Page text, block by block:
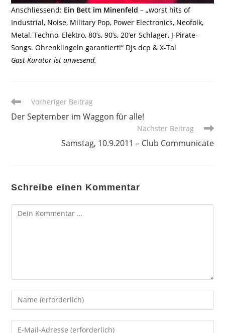
Anschliessend: Ein Bett im Minenfeld– „worst hits of
Industrial, Noise, Military Pop, Power Electronics, Neofolk,
Metal, Techno, Elektro, 80’s, 90’s, 20’er Schlager, J-Pirate-
Songs. Ohrenklingeln garantiert!“ DJs dcp & X-Tal
Gast-Kurator ist anwesend.
Weitere
ansehen
Vorheriger Beitrag
Der September im Waggon für alle!
Nächster Beitrag
Samstag, 10.9.2011 – Club Communicate
Schreibe einen Kommentar
Kommentar
Gib
deinen
Namen
Gib